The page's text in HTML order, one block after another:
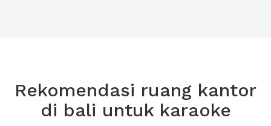
Rekomendasi ruang kantor
di bali untuk karaoke